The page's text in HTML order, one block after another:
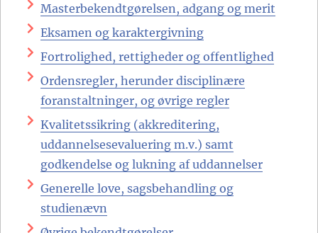
Masterbekendtgørelsen, adgang og merit
Eksamen og karaktergivning
Fortrolighed, rettigheder og offentlighed
Ordensregler, herunder disciplinære
foranstaltninger, og øvrige regler
Kvalitetssikring (akkreditering,
uddannelsesevaluering m.v.) samt
godkendelse og lukning af uddannelser
Generelle love, sagsbehandling og
studienævn